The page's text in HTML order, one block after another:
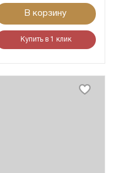
В корзину
Купить в 1 клик